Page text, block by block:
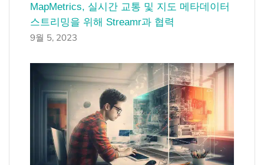
MapMetrics, 실시간 교통 및 지도 메타데이터
스트리밍을 위해 Streamr과 협력
9월 5, 2023